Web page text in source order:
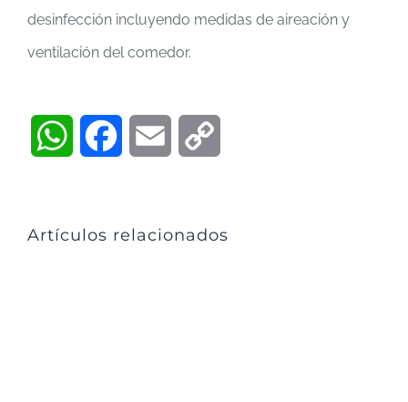
desinfección incluyendo medidas de aireación y
ventilación del comedor.
WhatsAppFacebookEmail
Artículos relacionados